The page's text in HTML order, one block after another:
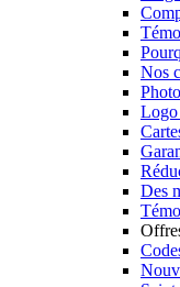
Nos
Des